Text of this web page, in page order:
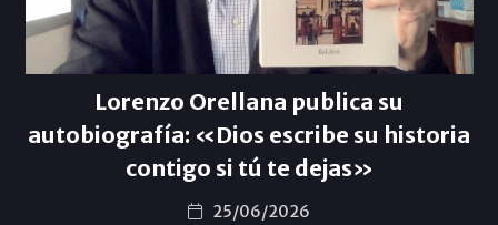
Lorenzo Orellana publica su
autobiografía: «Dios escribe su historia
contigo si tú te dejas»
25/06/2026